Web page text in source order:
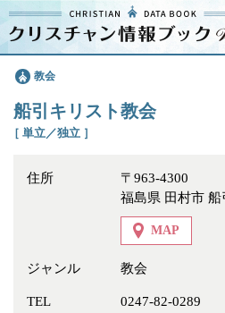
クリスチャン
情報ブックとは
よくあるご質問
教会
船引キリスト教会
［ 単立／独立 ］
住所
〒963-4300
福島県 田村市 船
MAP
ジャンル 教会
TEL 0247-82-0289